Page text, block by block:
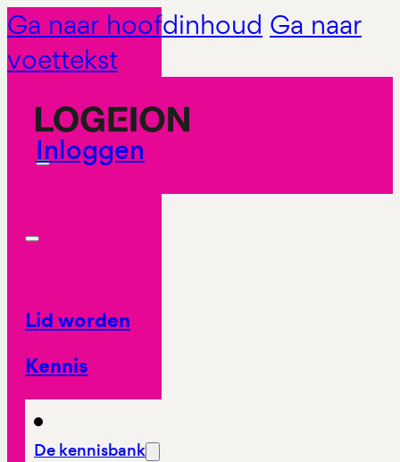
Ga naar hoofdinhoud Ga naar
voettekst
Inloggen
Lid worden
Kennis
De kennisbank